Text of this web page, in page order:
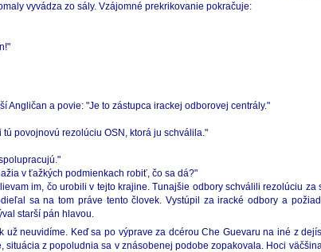
vyvádza zo sály. Vzájomné prekrikovanie pokračuje:
Angličan a povie: "Je to zástupca irackej odborovej centrály."
povojnovú rezolúciu OSN, ktorá ju schválila."
v ťažkých podmienkach robiť, čo sa dá?"
im, čo urobili v tejto krajine. Tunajšie odbory schválili rezolúciu
sa na tom práve tento človek. Vystúpil za iracké odbory a
starší pán hlavou.
už neuvidíme. Keď sa po výprave za dcérou Che Guevaru na iné z
situácia z popoludnia sa v znásobenej podobe zopakovala. Hoci